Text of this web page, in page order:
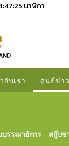
นาฬิกา
กับเรา ศูนย์ข่า
บรรณาธิการ สกู๊ปข่